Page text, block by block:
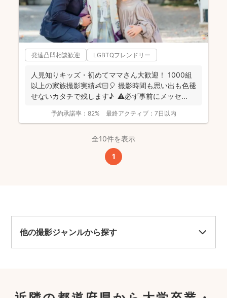
発達凸凹相談歓迎 LGBTQフレンドリー
人見知りキッズ・初めてママさん大歓迎！ 1000組
以上の家族撮影実績👶🏻🎈 撮影時間も思い出も色褪
せないカタチで残します♪ ⚠️必ず事前にメッセ...
予約承諾率： 82% 最終アクティブ： 7日以内
全10件を表示
1
他の撮影ジャンルから探す